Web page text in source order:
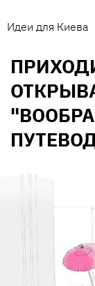
Идеи для Киева